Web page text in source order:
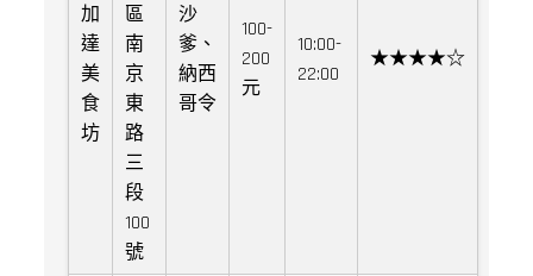
加
達
美
食
坊
區
南
京
東
路
三
段
100
號
沙
爹、
納西
哥令
100-
200
元
10:00-
22:00
★★★★☆